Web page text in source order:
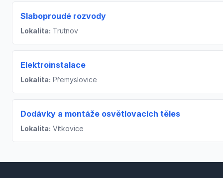
Slaboproudé rozvody
Lokalita: Trutnov
Elektroinstalace
Lokalita: Přemyslovice
Dodávky a montáže osvětlovacích těles
Lokalita: Vítkovice